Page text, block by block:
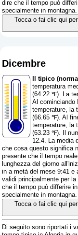
dire che il tempo può
specialmente in montagna.
Tocca o fai clic qui
Dicembre
Il tipico
temperatura
(64.22 ℉). La
Al cominciando
temperature, la
(66.65 ℉). Al
temperature, la
(63.23 ℉). Il
12.4. La media
che cosa questo significa
presente che il tempo
lunghezza del giorno
in a metà del mese 9:41 e
validi principalmente per
che il tempo può differire
specialmente in montagna.
Tocca o fai clic qui
Di seguito sono riportati i